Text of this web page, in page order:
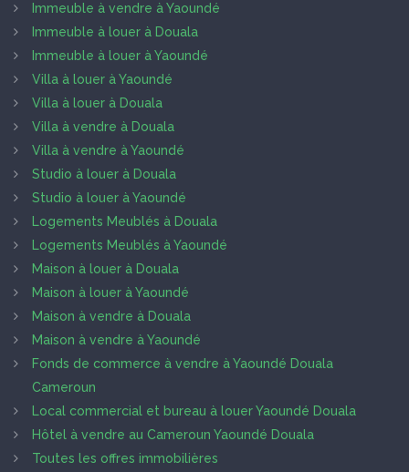
Immeuble à vendre à Yaoundé
Immeuble à louer à Douala
Immeuble à louer à Yaoundé
Villa à louer à Yaoundé
Villa à louer à Douala
Villa à vendre à Douala
Villa à vendre à Yaoundé
Studio à louer à Douala
Studio à louer à Yaoundé
Logements Meublés à Douala
Logements Meublés à Yaoundé
Maison à louer à Douala
Maison à louer à Yaoundé
Maison à vendre à Douala
Maison à vendre à Yaoundé
Fonds de commerce à vendre à Yaoundé Douala
Cameroun
Local commercial et bureau à louer Yaoundé Douala
Hôtel à vendre au Cameroun Yaoundé Douala
Toutes les offres immobilières